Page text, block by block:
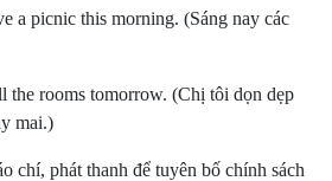
a picnic this morning.(Sáng nay các
the rooms tomorrow.(Chị tôi dọn dẹp
mai.)
phát thanh để tuyên bố chính sách